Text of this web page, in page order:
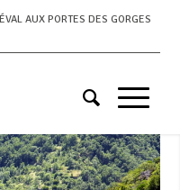
AUX PORTES DES GORGES